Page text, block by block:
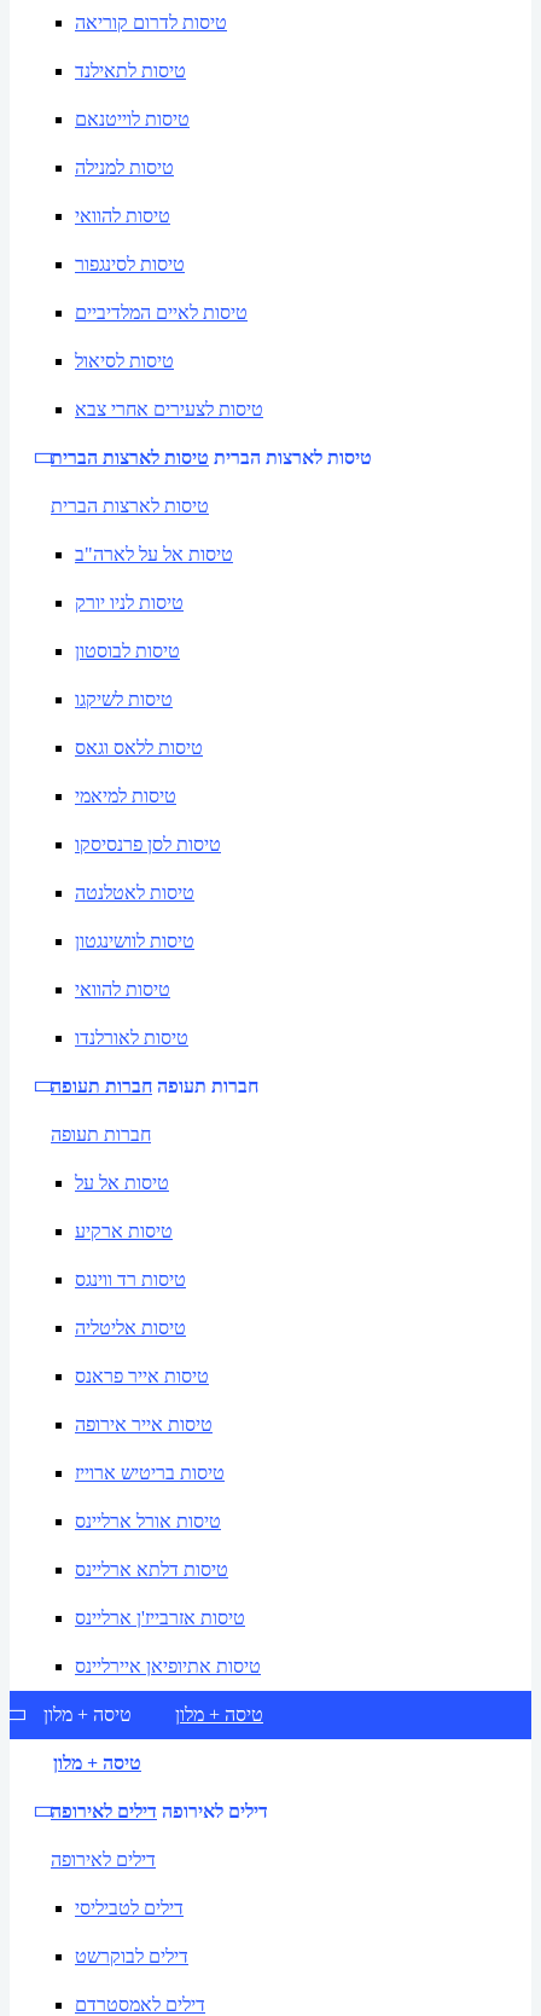
טיסות לדרום קוריאה
טיסות לתאילנד
טיסות לוייטנאם
טיסות למנילה
טיסות להוואי
טיסות לסינגפור
טיסות לאיים המלדיביים
טיסות לסיאול
טיסות לצעירים אחרי צבא
טיסות לארצות הברית טיסות לארצות הברית
טיסות לארצות הברית
טיסות אל על לארה"ב
טיסות לניו יורק
טיסות לבוסטון
טיסות לשיקגו
טיסות ללאס וגאס
טיסות למיאמי
טיסות לסן פרנסיסקו
טיסות לאטלנטה
טיסות לוושינגטון
טיסות להוואי
טיסות לאורלנדו
חברות תעופה חברות תעופה
חברות תעופה
טיסות אל על
טיסות ארקיע
טיסות רד ווינגס
טיסות אליטליה
טיסות אייר פראנס
טיסות אייר אירופה
טיסות בריטיש ארוייז
טיסות אורל ארליינס
טיסות דלתא ארליינס
טיסות אזרבייז'ן ארליינס
טיסות אתיופיאן איירליינס
טיסה + מלון טיסה + מלון
טיסה + מלון
דילים לאירופה דילים לאירופה
דילים לאירופה
דילים לטביליסי
דילים לבוקרשט
דילים לאמסטרדם